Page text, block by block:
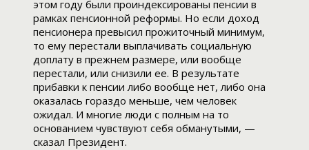
этом году были проиндексированы пенсии в
рамках пенсионной реформы. Но если доход
пенсионера превысил прожиточный минимум,
то ему перестали выплачивать социальную
доплату в прежнем размере, или вообще
перестали, или снизили ее. В результате
прибавки к пенсии либо вообще нет, либо она
оказалась гораздо меньше, чем человек
ожидал. И многие люди с полным на то
основанием чувствуют себя обманутыми, —
сказал Президент.